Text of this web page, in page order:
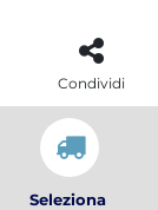
Condividi
Seleziona